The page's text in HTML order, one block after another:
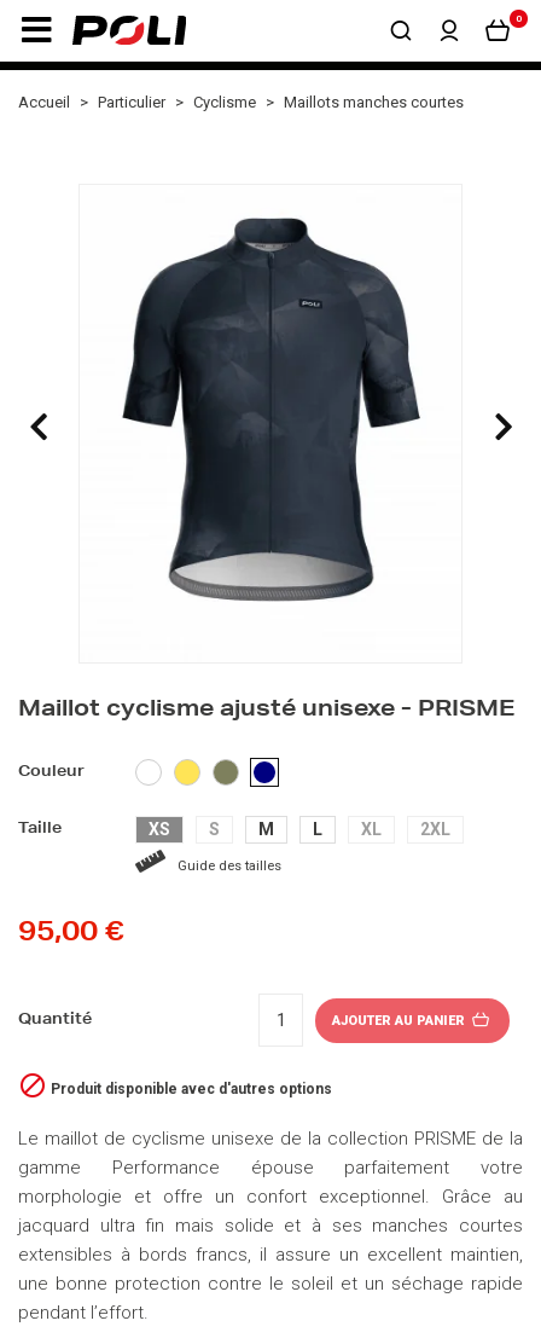
0
Accueil Particulier Cyclisme Maillots manches courtes
Maillot cyclisme ajusté unisexe - PRISME
Couleur BLANCJAUNEKAKIBLEU
MARINE
Taille XS S M L XL 2XL
Guide des tailles
95,00 €
Quantité AJOUTER AU PANIER
 Produit disponible avec d'autres options
Le maillot de cyclisme unisexe de la collection PRISME de la
gamme Performance épouse parfaitement votre
morphologie et offre un confort exceptionnel. Grâce au
jacquard ultra fin mais solide et à ses manches courtes
extensibles à bords francs, il assure un excellent maintien,
une bonne protection contre le soleil et un séchage rapide
pendant l’effort.